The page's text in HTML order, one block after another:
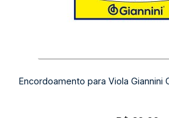
Encordoamento para Viola Giannini